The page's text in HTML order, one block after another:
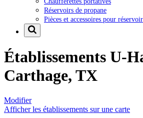
Réservoirs de propane
Pièces et accessoires pour réservoir
Établissements U-
Carthage, TX
Modifier
Afficher les établissements sur une carte